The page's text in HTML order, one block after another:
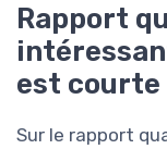
Rapport
est courte
Sur le rapport